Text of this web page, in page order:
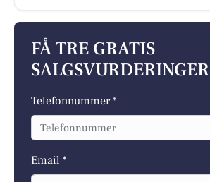
FÅ TRE GRATIS
SALGSVURDERINGER
Telefonnummer *
Email *